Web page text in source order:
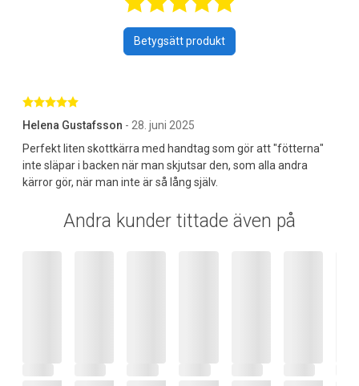
Betygsätt produkt
Betygsatt 5 av 5 stjärnor
Helena Gustafsson - 28. juni 2025
Perfekt liten skottkärra med handtag som gör att "fötterna"
inte släpar i backen när man skjutsar den, som alla andra
kärror gör, när man inte är så lång själv.
Andra kunder tittade även på